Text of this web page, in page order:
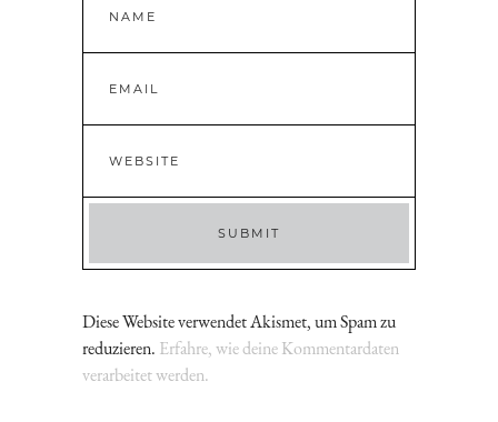
Diese Website verwendet Akismet, um Spam zu
reduzieren. Erfahre, wie deine Kommentardaten
verarbeitet werden.